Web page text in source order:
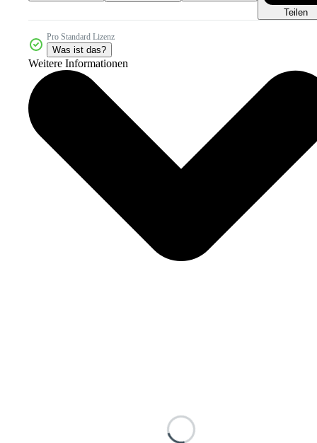
Teilen
Pro Standard Lizenz
Was ist das?
Weitere Informationen